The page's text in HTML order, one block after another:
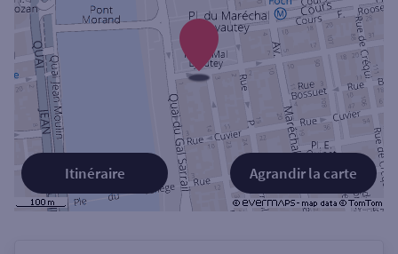
Agrandir la carte
Itinéraire